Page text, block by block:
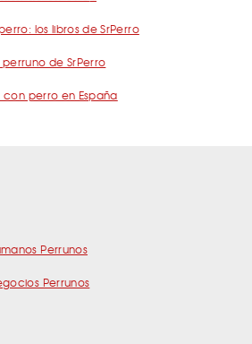
los libros de SrPerro
de SrPerro
con perro en España
Perrunos
Perrunos